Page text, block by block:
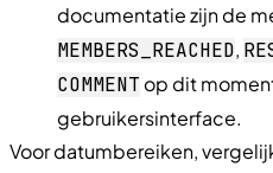
documentatie zijn de
MEMBERS
REACHED,
COMMENT op dit
gebruikersinterface.
Voor datumbereiken,